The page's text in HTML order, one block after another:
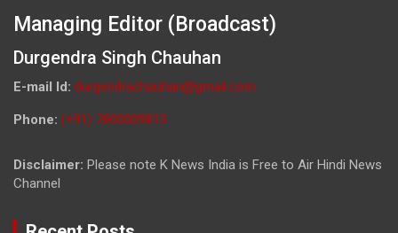
Managing Editor (Broadcast)
Durgendra Singh Chauhan
E-mail Id: durgendrachauhan@gmail.com
Phone: (+91) 7800009813
Disclaimer: Please note K News India is Free to Air Hindi News
Channel